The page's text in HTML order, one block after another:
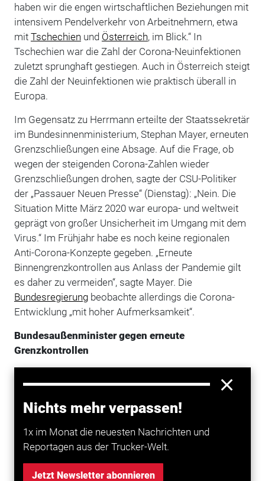
Nichts mehr verpassen!
1x im Monat die neuesten Nachrichten und
Reportagen aus der Trucker-Welt.
Jetzt Newsletter abonnieren
haben wir die engen wirtschaftlichen Beziehungen mit
intensivem Pendelverkehr von Arbeitnehmern, etwa
mit Tschechien und Österreich, im Blick.“ In
Tschechien war die Zahl der Corona-Neuinfektionen
zuletzt sprunghaft gestiegen. Auch in Österreich steigt
die Zahl der Neuinfektionen wie praktisch überall in
Europa.
Im Gegensatz zu Herrmann erteilte der Staatssekretär
im Bundesinnenministerium, Stephan Mayer, erneuten
Grenzschließungen eine Absage. Auf die Frage, ob
wegen der steigenden Corona-Zahlen wieder
Grenzschließungen drohen, sagte der CSU-Politiker
der „Passauer Neuen Presse“ (Dienstag): „Nein. Die
Situation Mitte März 2020 war europa- und weltweit
geprägt von großer Unsicherheit im Umgang mit dem
Virus.“ Im Frühjahr habe es noch keine regionalen
Anti-Corona-Konzepte gegeben. „Erneute
Binnengrenzkontrollen aus Anlass der Pandemie gilt
es daher zu vermeiden“, sagte Mayer. Die
Bundesregierungbeobachte allerdings die Corona-
Entwicklung „mit hoher Aufmerksamkeit“.
Bundesaußenminister gegen erneute
Grenzkontrollen
vor erneuten Grenzschließungen im Zuge der Corona-
Pandemie gewarnt. Man habe im Frühjahr dieses
Jahres „schlechte Erfahrungen gemacht mit der zu
schnellen Schließung vonGrenzen“.
Grenzkontrollen wiedereingeführt - an vielen Grenzen